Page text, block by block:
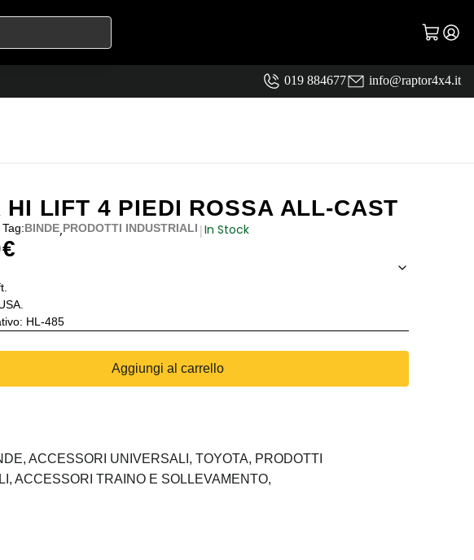
019 884677 info@raptor4x4.it
HI LIFT 4 PIEDI ROSSA ALL-CAST
Tag:BINDE,PRODOTTI INDUSTRIALI |In Stock
€
HL-485
Aggiungi al carrello
ACCESSORI UNIVERSALI, TOYOTA, PRODOTTI
ACCESSORI TRAINO E SOLLEVAMENTO,